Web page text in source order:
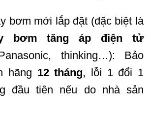
bơm mới lắp đặt (đặc biệt là
bơm tăng áp điện tử
thinking…): Bảo
hãng 12 tháng, lỗi 1 đổi 1
đầu tiên nếu do nhà sản